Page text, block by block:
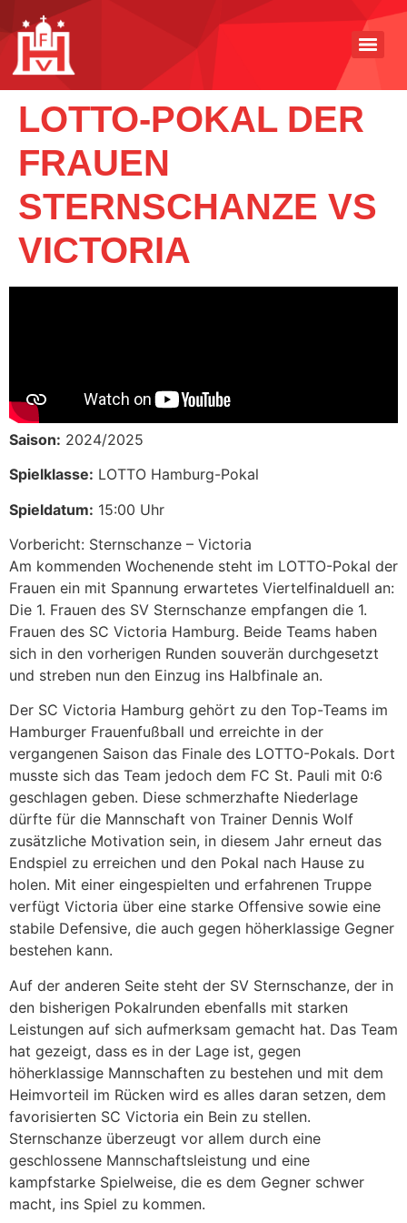
LOTTO-POKAL DER
FRAUEN
STERNSCHANZE VS
VICTORIA
Saison: 2024/2025
Spielklasse: LOTTO Hamburg-Pokal
Spieldatum: 15:00 Uhr
Vorbericht: Sternschanze – Victoria
Am kommenden Wochenende steht im LOTTO-Pokal der
Frauen ein mit Spannung erwartetes Viertelfinalduell an:
Die 1. Frauen des SV Sternschanze empfangen die 1.
Frauen des SC Victoria Hamburg. Beide Teams haben
sich in den vorherigen Runden souverän durchgesetzt
und streben nun den Einzug ins Halbfinale an.
Der SC Victoria Hamburg gehört zu den Top-Teams im
Hamburger Frauenfußball und erreichte in der
vergangenen Saison das Finale des LOTTO-Pokals. Dort
musste sich das Team jedoch dem FC St. Pauli mit 0:6
geschlagen geben. Diese schmerzhafte Niederlage
dürfte für die Mannschaft von Trainer Dennis Wolf
zusätzliche Motivation sein, in diesem Jahr erneut das
Endspiel zu erreichen und den Pokal nach Hause zu
holen. Mit einer eingespielten und erfahrenen Truppe
verfügt Victoria über eine starke Offensive sowie eine
stabile Defensive, die auch gegen höherklassige Gegner
bestehen kann.
Auf der anderen Seite steht der SV Sternschanze, der in
den bisherigen Pokalrunden ebenfalls mit starken
Leistungen auf sich aufmerksam gemacht hat. Das Team
hat gezeigt, dass es in der Lage ist, gegen
höherklassige Mannschaften zu bestehen und mit dem
Heimvorteil im Rücken wird es alles daran setzen, dem
favorisierten SC Victoria ein Bein zu stellen.
Sternschanze überzeugt vor allem durch eine
geschlossene Mannschaftsleistung und eine
kampfstarke Spielweise, die es dem Gegner schwer
macht, ins Spiel zu kommen.